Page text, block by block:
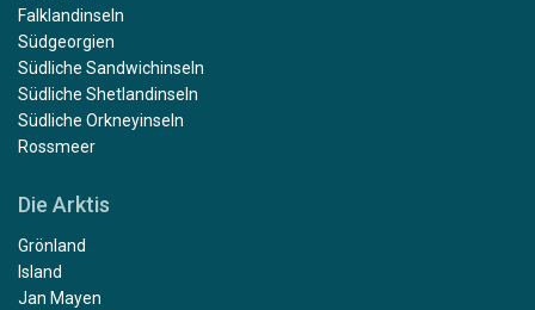
Falklandinseln
Südgeorgien
Südliche Sandwichinseln
Südliche Shetlandinseln
Südliche Orkneyinseln
Rossmeer
Die Arktis
Grönland
Island
Jan Mayen